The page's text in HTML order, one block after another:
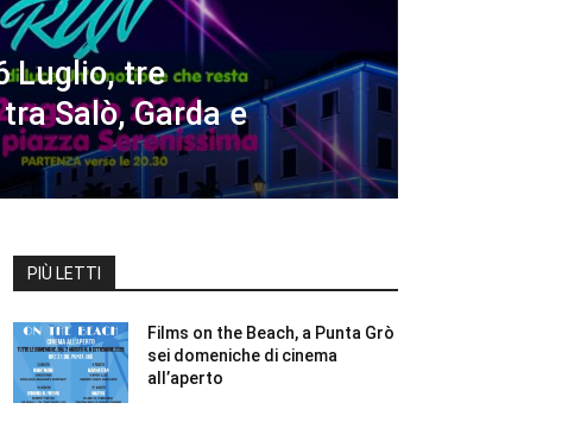
Luglio, tre
Salò, Garda e
PIÙ LETTI
Films on the Beach, a Punta Grò
sei domeniche di cinema
all’aperto